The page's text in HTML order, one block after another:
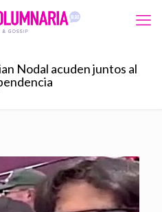
Nodal acuden juntos al